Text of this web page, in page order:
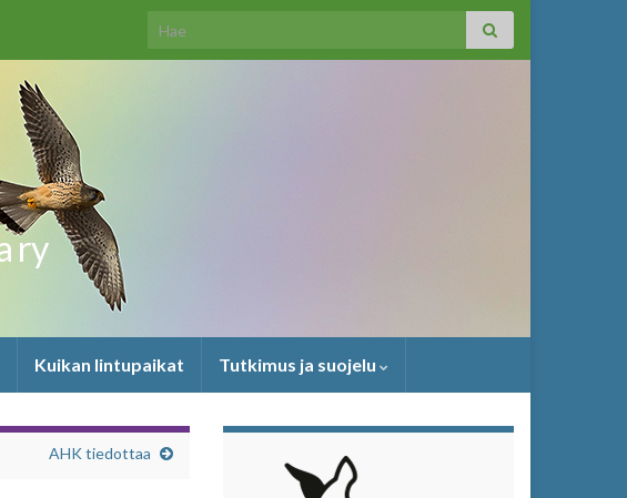
Search for:
ry
Kuikan lintupaikat Tutkimus ja suojelu
AHK tiedottaa